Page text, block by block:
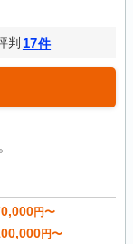
判 17件
円〜
円〜